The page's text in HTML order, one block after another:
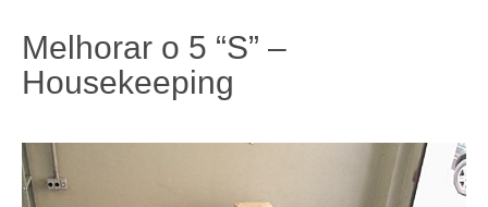
Melhorar o 5 “S” –
Housekeeping